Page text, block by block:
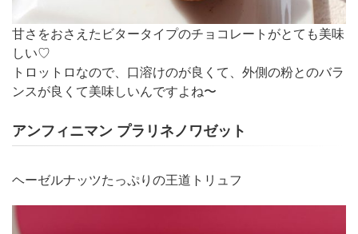
甘さをおさえたビタータイプのチョコレートがとても美味
しい♡
トロットロなので、口溶けのが良くて、外側の粉とのバラ
ンスが良くて美味しいんですよね〜
アンフィニマン プラリネノワゼット
ヘーゼルナッツたっぷりの王道トリュフ